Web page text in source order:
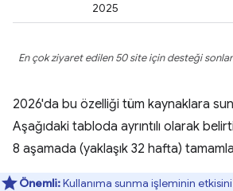
2025
En çok ziyaret edilen 50 site için desteği
2026'da bu özelliği tüm kaynaklara
Aşağıdaki tabloda ayrıntılı olarak
8 aşamada (yaklaşık 32 hafta)
Önemli:Kullanıma sunma işleminin